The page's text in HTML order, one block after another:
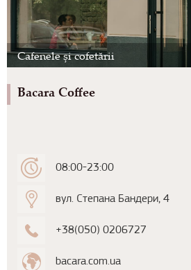
Cafenele și cofetării
Bacara Coffee
08:00-23:00
вул. Степана Бандери, 4
+38(050) 0206727
bacara.com.ua